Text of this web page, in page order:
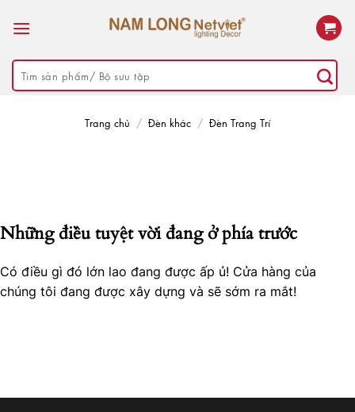
Tìm
kiếm:
Trang chủ / Đèn khác / Đèn Trang Trí
Những điều tuyệt vời đang ở phía trước
Có điều gì đó lớn lao đang được ấp ủ! Cửa hàng của
chúng tôi đang được xây dựng và sẽ sớm ra mắt!